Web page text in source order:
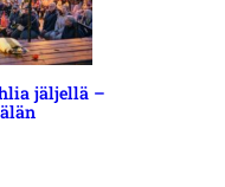
jäljellä –